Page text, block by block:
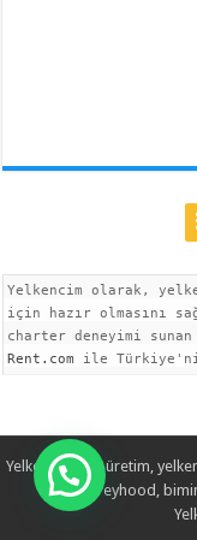
Yelkencim olarak,
için hazır olmasını
charter deneyimi
Rent.com ile
Yelken imalatı, üretim,
spreyhood,